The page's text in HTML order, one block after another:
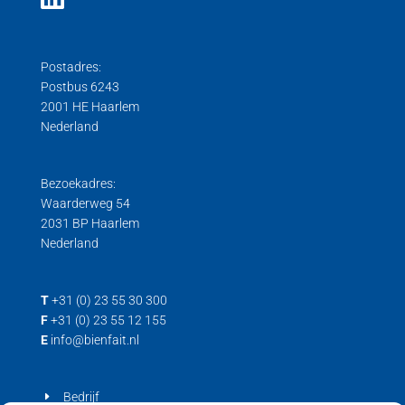
Postadres:
Postbus 6243
2001 HE Haarlem
Nederland
Bezoekadres:
Waarderweg 54
2031 BP Haarlem
Nederland
T +31 (0) 23 55 30 300
F +31 (0) 23 55 12 155
E info@bienfait.nl
Bedrijf